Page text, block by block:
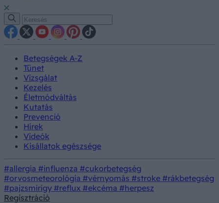
Betegségek A-Z
Tünet
Vizsgálat
Kezelés
Életmódváltás
Kutatás
Prevenció
Hírek
Videók
Kisállatok egészsége
#allergia #influenza #cukorbetegség
#orvosmeteorológia #vérnyomás #stroke #rákbetegség
#pajzsmirigy #reflux #ekcéma #herpesz
Regisztráció